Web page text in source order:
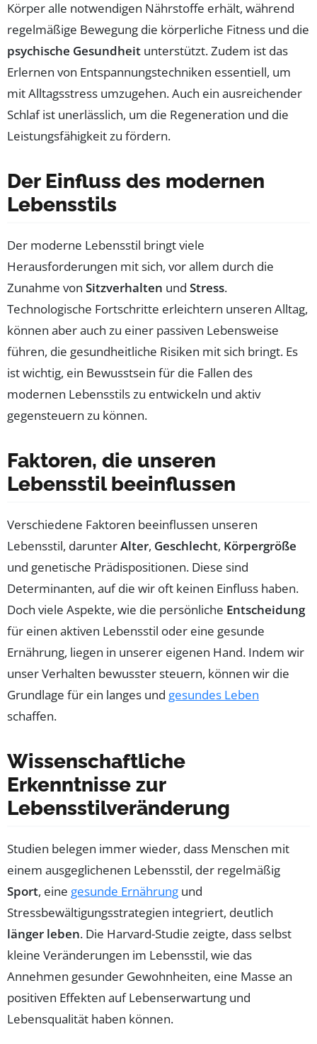
Körper alle notwendigen Nährstoffe erhält, während
regelmäßige Bewegung die körperliche Fitness und die
psychische Gesundheit unterstützt. Zudem ist das
Erlernen von Entspannungstechniken essentiell, um
mit Alltagsstress umzugehen. Auch ein ausreichender
Schlaf ist unerlässlich, um die Regeneration und die
Leistungsfähigkeit zu fördern.
Der Einfluss des modernen
Lebensstils
Der moderne Lebensstil bringt viele
Herausforderungen mit sich, vor allem durch die
Zunahme von Sitzverhalten und Stress.
Technologische Fortschritte erleichtern unseren Alltag,
können aber auch zu einer passiven Lebensweise
führen, die gesundheitliche Risiken mit sich bringt. Es
ist wichtig, ein Bewusstsein für die Fallen des
modernen Lebensstils zu entwickeln und aktiv
gegensteuern zu können.
Faktoren, die unseren
Lebensstil beeinflussen
Verschiedene Faktoren beeinflussen unseren
Lebensstil, darunterAlter, Geschlecht, Körpergröße
und genetische Prädispositionen. Diese sind
Determinanten, auf die wir oft keinen Einfluss haben.
Doch viele Aspekte, wie die persönliche Entscheidung
für einen aktiven Lebensstil oder eine gesunde
Ernährung, liegen in unserer eigenen Hand. Indem wir
unser Verhalten bewusster steuern, können wir die
Grundlage für ein langes und gesundes Leben
schaffen.
Wissenschaftliche
Erkenntnisse zur
Lebensstilveränderung
Studien belegen immer wieder, dass Menschen mit
einem ausgeglichenen Lebensstil, der regelmäßig
Sport, eine gesunde Ernährung und
Stressbewältigungsstrategien integriert, deutlich
länger leben. Die Harvard-Studie zeigte, dass selbst
kleine Veränderungen im Lebensstil, wie das
Annehmen gesunder Gewohnheiten, eine Masse an
positiven Effekten auf Lebenserwartung und
Lebensqualität haben können.